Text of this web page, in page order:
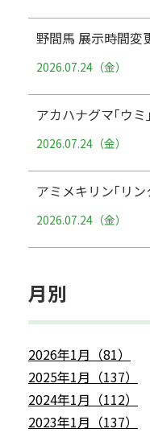
野間馬 展示時間変
2026.07.24（金）
アカハナグマ｢ウ
2026.07.24（金）
アミメキリン｢リ
2026.07.24（金）
月別
2026年1月（81）
2025年1月（137）
2024年1月（112）
2023年1月（137）